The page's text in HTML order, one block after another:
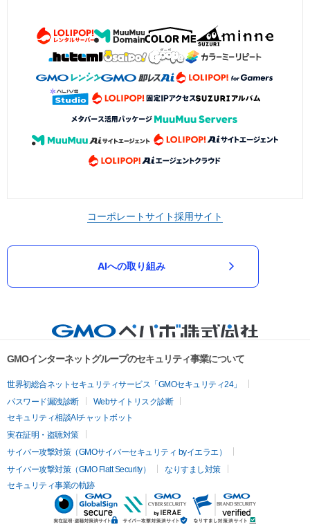
コーポレートサイト採用サイト
AIへの取り組み
GMOインターネットグループのセキュリティ事業について
世界初総合ネットセキュリティサービス「GMOセキュリティ24」
パスワード漏洩診断
Webサイトリスク診断
セキュリティ相談AIチャットボット
実在証明・盗聴対策
サイバー攻撃対策（GMOサイバーセキュリティ byイエラエ）
サイバー攻撃対策（GMO Flatt Security）
なりすまし対策
セキュリティ事業の軌跡